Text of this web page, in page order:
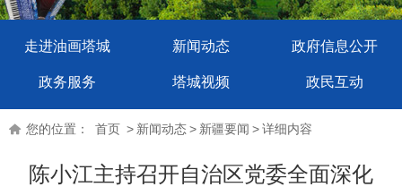
走进油画塔城 新闻动态 政府信息公开
政务服务 塔城视频 政民互动
您的位置： 首页 > 新闻动态> 新疆要闻 >详细内容
陈小江主持召开自治区党委全面深化